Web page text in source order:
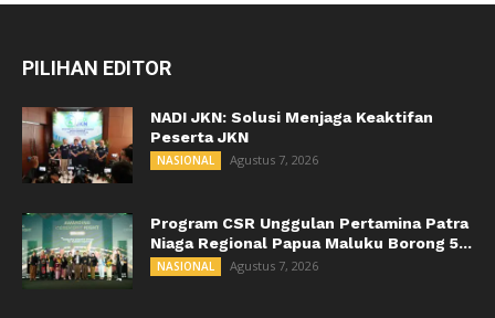
PILIHAN EDITOR
NADI JKN: Solusi Menjaga Keaktifan
Peserta JKN
NASIONAL Agustus 7, 2026
Program CSR Unggulan Pertamina Patra
Niaga Regional Papua Maluku Borong 5...
NASIONAL Agustus 7, 2026